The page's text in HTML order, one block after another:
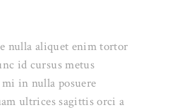
nulla aliquet enim tortor
id cursus metus
in nulla posuere
ultrices sagittis orci a